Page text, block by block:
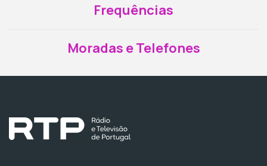
Frequências
Moradas e Telefones